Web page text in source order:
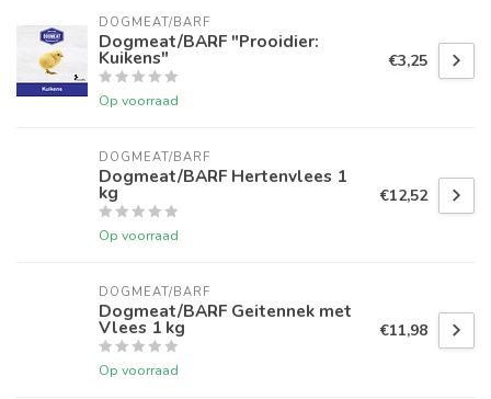
DOGMEAT/BARF
Dogmeat/BARF "Prooidier:
Kuikens"
Op voorraad
€3,25
DOGMEAT/BARF
Dogmeat/BARF Hertenvlees 1
kg
Op voorraad
€12,52
DOGMEAT/BARF
Dogmeat/BARF Geitennek met
Vlees 1 kg
Op voorraad
€11,98